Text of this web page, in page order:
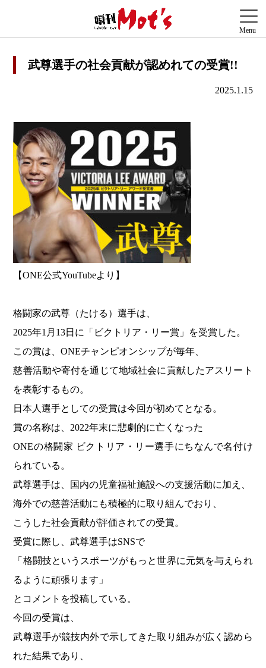
武尊選手の社会貢献が認めれての受賞!!
2025.1.15
【ONE公式YouTubeより】
格闘家の武尊（たける）選手は、
2025年1月13日に「ビクトリア・リー賞」を受賞した。
この賞は、ONEチャンピオンシップが毎年、
慈善活動や寄付を通じて地域社会に貢献したアスリート
を表彰するもの。
日本人選手としての受賞は今回が初めてとなる。
賞の名称は、2022年末に悲劇的に亡くなった
ONEの格闘家 ビクトリア・リー選手にちなんで名付け
られている。
武尊選手は、国内の児童福祉施設への支援活動に加え、
海外での慈善活動にも積極的に取り組んでおり、
こうした社会貢献が評価されての受賞。
受賞に際し、武尊選手はSNSで
「格闘技というスポーツがもっと世界に元気を与えられ
るように頑張ります」
とコメントを投稿している。
今回の受賞は、
武尊選手が競技内外で示してきた取り組みが広く認めら
れた結果であり、